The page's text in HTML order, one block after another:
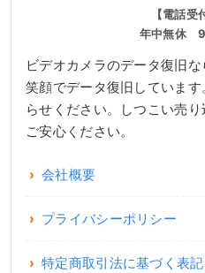
【電話受
年中無休
ビデオカメラのデータ復旧
笑顔でデータ復旧していま
らせください。しつこい売り
ご安心ください。
会社概要
プライバシーポリシー
特定商取引法に基づく表記